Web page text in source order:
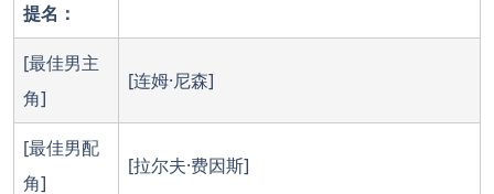
提名：
[最佳男主
角]
[连姆·尼森]
[最佳男配
角]
[拉尔夫·费因斯]